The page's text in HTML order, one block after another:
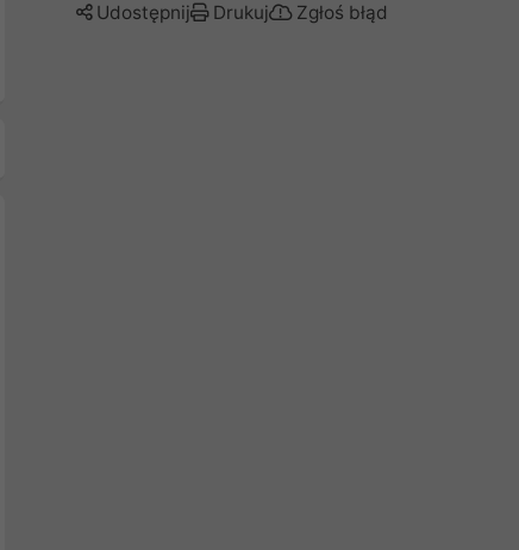
Udostępnij Drukuj Zgłoś błąd